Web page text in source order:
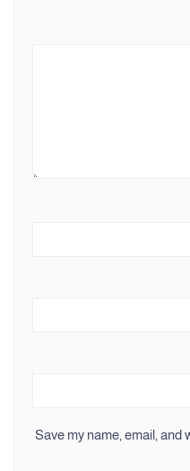
Save my name, email, and